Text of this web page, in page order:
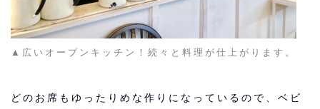
▲広いオープンキッチン！続々と料理が仕上がります。
どのお席もゆったりめな作りになっているので、ベビ